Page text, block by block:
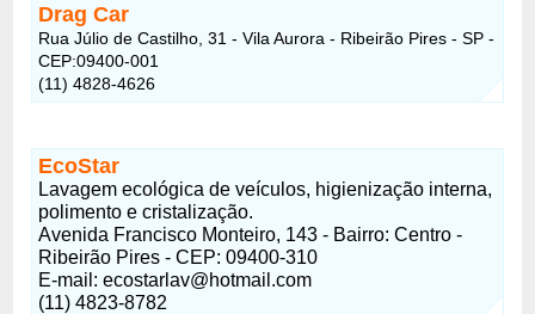
Drag Car
Rua Júlio de Castilho, 31 - Vila Aurora - Ribeirão Pires - SP -
CEP:09400-001
(11) 4828-4626
EcoStar
Lavagem ecológica de veículos, higienização interna,
polimento e cristalização.
Avenida Francisco Monteiro, 143 - Bairro: Centro -
Ribeirão Pires - CEP: 09400-310
E-mail: ecostarlav@hotmail.com
(11) 4823-8782